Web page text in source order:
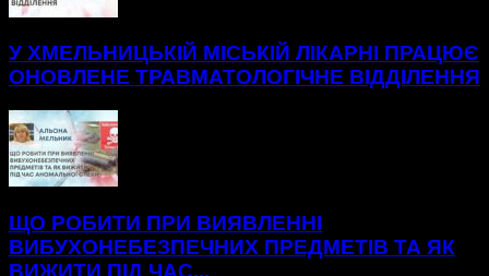
У ХМЕЛЬНИЦЬКІЙ МІСЬКІЙ ЛІКАРНІ ПРАЦЮЄ
ОНОВЛЕНЕ ТРАВМАТОЛОГІЧНЕ ВІДДІЛЕННЯ
ЩО РОБИТИ ПРИ ВИЯВЛЕННІ
ВИБУХОНЕБЕЗПЕЧНИХ ПРЕДМЕТІВ ТА ЯК
ВИЖИТИ ПІД ЧАС...